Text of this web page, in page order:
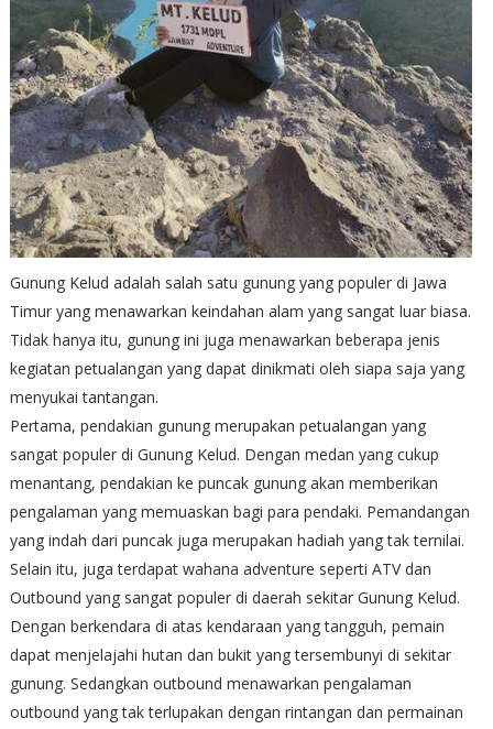
Gunung Kelud adalah salah satu gunung yang populer di Jawa
Timur yang menawarkan keindahan alam yang sangat luar biasa.
Tidak hanya itu, gunung ini juga menawarkan beberapa jenis
kegiatan petualangan yang dapat dinikmati oleh siapa saja yang
menyukai tantangan.
Pertama, pendakian gunung merupakan petualangan yang
sangat populer di Gunung Kelud. Dengan medan yang cukup
menantang, pendakian ke puncak gunung akan memberikan
pengalaman yang memuaskan bagi para pendaki. Pemandangan
yang indah dari puncak juga merupakan hadiah yang tak ternilai.
Selain itu, juga terdapat wahana adventure seperti ATV dan
Outbound yang sangat populer di daerah sekitar Gunung Kelud.
Dengan berkendara di atas kendaraan yang tangguh, pemain
dapat menjelajahi hutan dan bukit yang tersembunyi di sekitar
gunung. Sedangkan outbound menawarkan pengalaman
outbound yang tak terlupakan dengan rintangan dan permainan